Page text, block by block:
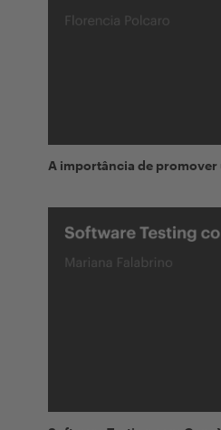
A importância de promover